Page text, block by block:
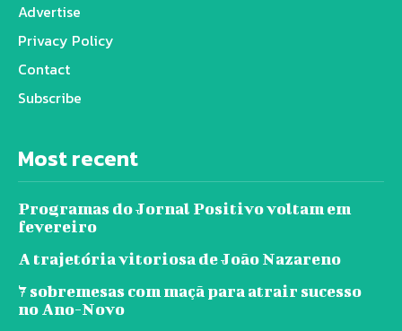
Advertise
Privacy Policy
Contact
Subscribe
Most recent
Programas do Jornal Positivo voltam em
fevereiro
A trajetória vitoriosa de João Nazareno
7 sobremesas com maçã para atrair sucesso
no Ano-Novo